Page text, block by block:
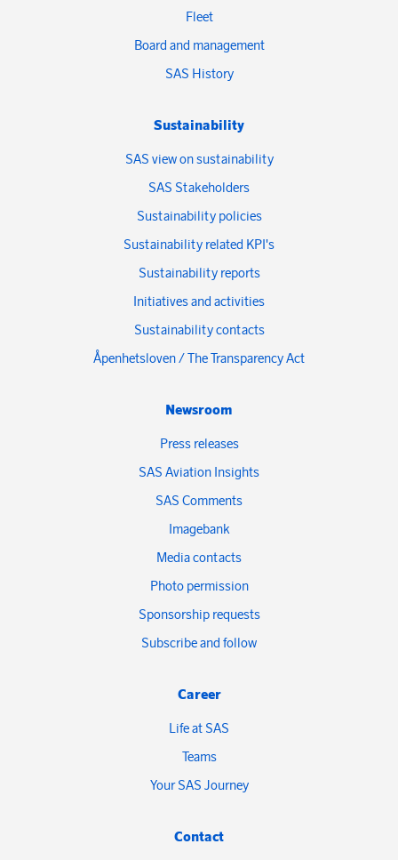
Fleet
Board and management
SAS History
Sustainability
SAS view on sustainability
SAS Stakeholders
Sustainability policies
Sustainability related KPI's
Sustainability reports
Initiatives and activities
Sustainability contacts
Åpenhetsloven / The Transparency Act
Newsroom
Press releases
SAS Aviation Insights
SAS Comments
Imagebank
Media contacts
Photo permission
Sponsorship requests
Subscribe and follow
Career
Life at SAS
Teams
Your SAS Journey
Contact